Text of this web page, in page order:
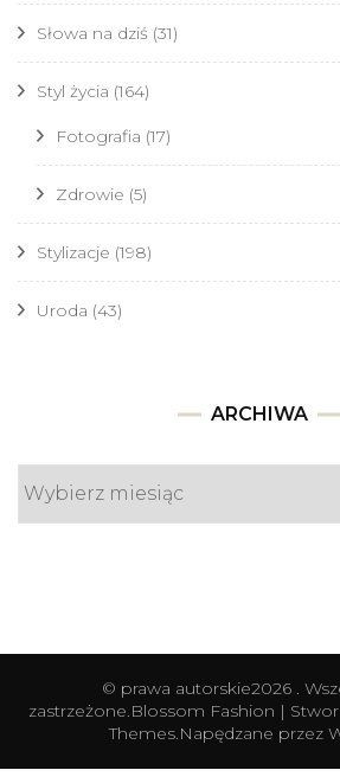
Słowa na dziś (31)
Styl życia (164)
Fotografia (17)
Zdrowie (5)
Stylizacje (198)
Uroda (43)
ARCHIWA
Archiwa
© prawa autorskie2026 .
zastrzeżone.Blossom Fashion |
Themes.Napędzane przez